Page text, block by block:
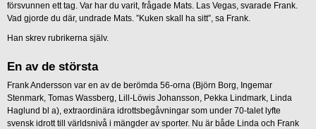
försvunnen ett tag. Var har du varit, frågade Mats. Las Vegas, svarade Frank.
Vad gjorde du där, undrade Mats. ”Kuken skall ha sitt”, sa Frank.
Han skrev rubrikerna själv.
En av de största
Frank Andersson var en av de berömda 56-orna (Björn Borg, Ingemar
Stenmark, Tomas Wassberg, Lill-Löwis Johansson, Pekka Lindmark, Linda
Haglund bl a), extraordinära idrottsbegåvningar som under 70-talet lyfte
svensk idrott till världsnivå i mängder av sporter. Nu är både Linda och Frank